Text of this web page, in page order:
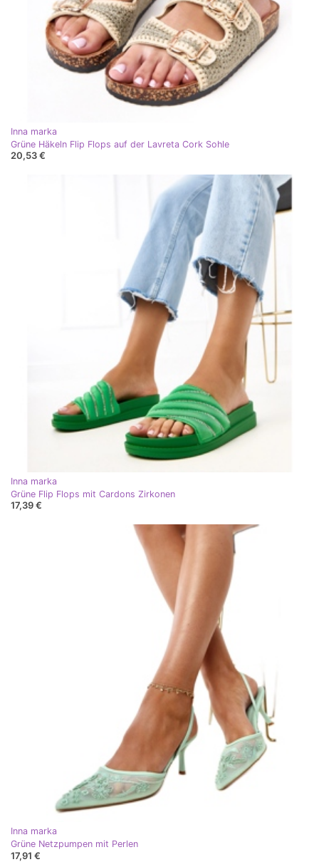
Inna marka
Grüne Häkeln Flip Flops auf der Lavreta Cork Sohle
20,53 €
Inna marka
Grüne Flip Flops mit Cardons Zirkonen
17,39 €
Inna marka
Grüne Netzpumpen mit Perlen
17,91 €